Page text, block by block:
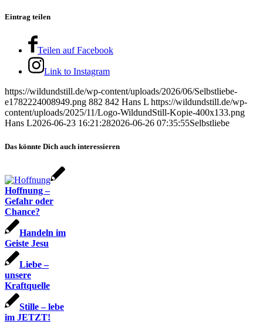
Eintrag teilen
Teilen auf Facebook
Link to Instagram
https://wildundstill.de/wp-content/uploads/2026/06/Selbstliebe-
e1782224008949.png 882 842 Hans L https://wildundstill.de/wp-
content/uploads/2025/11/Logo-WildundStill-Kopie-400x133.png
Hans L2026-06-23 16:21:282026-06-26 07:35:55Selbstliebe
Das könnte Dich auch interessieren
Hoffnung –
Gefahr oder
Chance?
Handeln im
Geiste Jesu
Liebe –
unsere
Kraftquelle
Stille – lebe
im JETZT!